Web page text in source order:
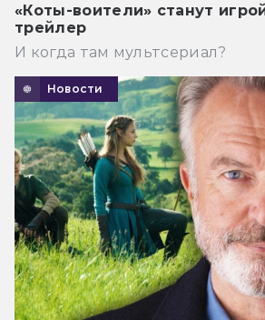
«Коты-воители» станут
трейлер
И когда там мультсериал?
Новости